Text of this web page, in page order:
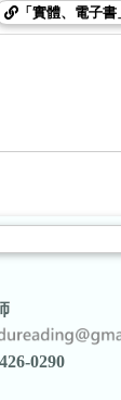
「實體、電子書
0290